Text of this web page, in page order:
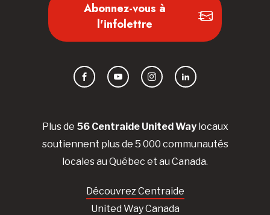
Plus de 56 Centraide United Waylocaux
soutiennent plus de 5 000 communautés
locales au Québec et au Canada.
Découvrez Centraide
United Way Canada
Abonnez-vous à
l'infolettre
FacebookYouTubeInstagramLinkedIn